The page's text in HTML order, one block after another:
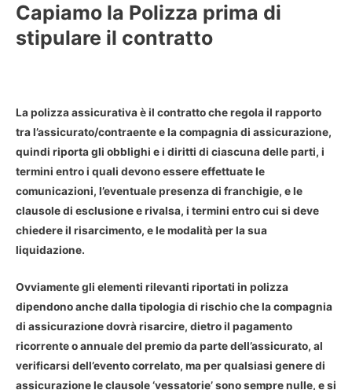
Capiamo la Polizza prima di
stipulare il contratto
La polizza assicurativa è il contratto che regola il rapporto
tra l’assicurato/contraente e la compagnia di assicurazione,
quindi riporta gli obblighi e i diritti di ciascuna delle parti, i
termini entro i quali devono essere effettuate le
comunicazioni, l’eventuale presenza di franchigie, e le
clausole di esclusione e rivalsa, i termini entro cui si deve
chiedere il risarcimento, e le modalità per la sua
liquidazione.
Ovviamente gli elementi rilevanti riportati in polizza
dipendono anche dallatipologia di rischioche la compagnia
di assicurazione dovrà risarcire, dietro il pagamento
ricorrente o annuale del premio da parte dell’assicurato, al
verificarsi dell’evento correlato, ma per qualsiasi genere di
assicurazione le clausole ‘vessatorie’ sono sempre nulle, e si